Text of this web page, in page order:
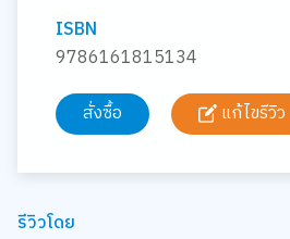
ISBN
9786161815134
สั่งซื้อ
แก้ไขรีวิว
รีวิวโดย